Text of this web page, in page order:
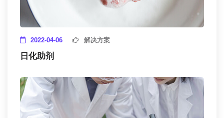
2022-04-06 解决方案
日化助剂